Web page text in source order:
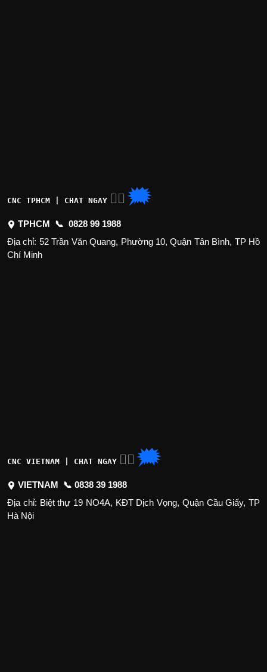
CNC TPHCM | CHAT NGAY 👉🏽 🗯
TPHCM 📞 0828 99 1988
Địa chỉ: 52 Trần Văn Quang, Phường 10, Quận Tân Bình, TP Hồ
Chí Minh
CNC VIETNAM | CHAT NGAY 👉🏽 🗯
VIETNAM 📞 0838 39 1988
Địa chỉ: Biệt thự 19 NO4A, KĐT Dịch Vọng, Quận Cầu Giấy, TP
Hà Nội